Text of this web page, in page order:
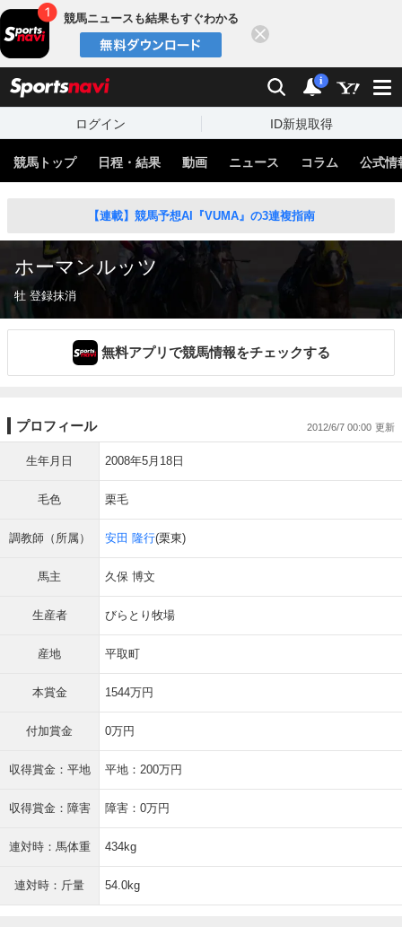
競馬ニュースも結果もすぐわかる
検索 通知
i
ログイン ID新規取得
競馬トップ 日程・結果 動画 ニュース コラム 公式情
【連載】競馬予想AI『VUMA』の3連複指南
ホーマンルッツ
牡 登録抹消
無料アプリで競馬情報をチェックする
プロフィール 2012/6/7 00:00
生年月日 2008年5月18日
毛色 栗毛
調教師（所属） 安田 隆行(栗東)
馬主 久保 博文
生産者 びらとり牧場
産地 平取町
本賞金 1544万円
付加賞金 0万円
収得賞金：平地 平地：200万円
収得賞金：障害 障害：0万円
連対時：馬体重 434kg
連対時：斤量 54.0kg